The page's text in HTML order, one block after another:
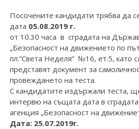
Посочените кандидати трябва да
дата 05.08.2019 г.
от 10.30 часа в сградата на
„Безопасност на движението по
пл.“Света Неделя“ №16, ет.5, като
представят документ за
провеждането на теста.
С кандидатите издържали теста,
интервю на същата дата в
агенция „Безопасност на
Дата: 25.07.2019г.